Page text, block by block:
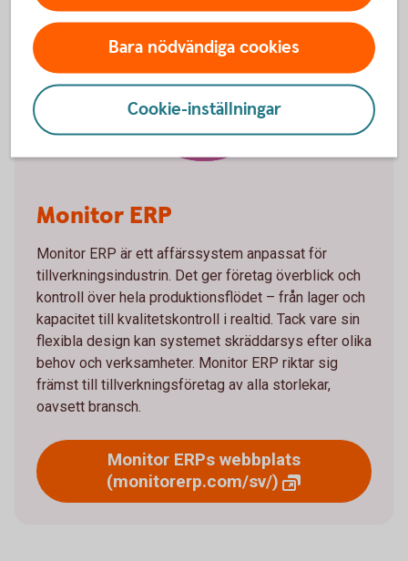
Monitor ERP
Monitor ERP
Monitor ERP är ett affärssystem anpassat för
tillverkningsindustrin. Det ger företag överblick och
kontroll över hela produktionsflödet – från lager och
kapacitet till kvalitetskontroll i realtid. Tack vare sin
flexibla design kan systemet skräddarsys efter olika
behov och verksamheter. Monitor ERP riktar sig
främst till tillverkningsföretag av alla storlekar,
oavsett bransch.
Monitor ERPs webbplats
(monitorerp.com/sv/)
Bara nödvändiga cookies
Cookie-inställningar